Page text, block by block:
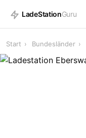
LadeStationGuru
Start › Bundesländer ›